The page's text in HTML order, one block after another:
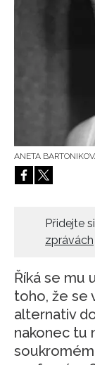
ANETA
Přidejte
zprávách
Říká se mu
toho, že se
alternativ
nakonec tu